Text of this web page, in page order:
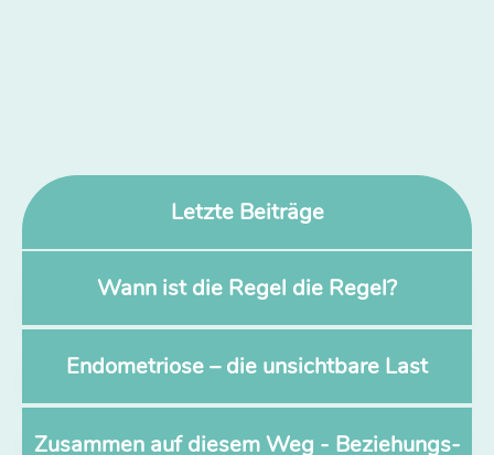
Letzte Beiträge
Wann ist die Regel die Regel?
Endometriose – die unsichtbare Last
Zusammen auf diesem Weg - Beziehungs-